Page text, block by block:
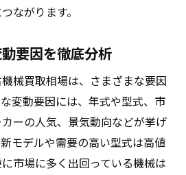
ながります。
要因を徹底分析
械買取相場は、さまざまな要因
変動要因には、年式や型式、市
ーの人気、景気動向などが挙げ
モデルや需要の高い型式は高値
市場に多く出回っている機械は